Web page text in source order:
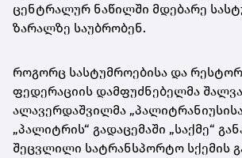
ცენტრალურ ნაწილში მდებარე
ზარალზე საუბრობენ.
როგორც სასტუმროებისა და
ფედერაციის დამფუძნებელმა შალვა
ალავერდაშვილმა
„პალიტრის“ გადაცემაში „საქმე“
შეცვლილი სატრანსპორტო სქემის